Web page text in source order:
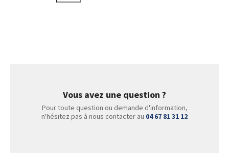
Vous avez une question ?
Pour toute question ou demande d'information,
n'hésitez pas à nous contacter au 04 67 81 31 12